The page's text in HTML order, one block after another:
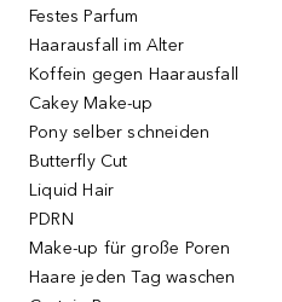
Festes Parfum
Haarausfall im Alter
Koffein gegen Haarausfall
Cakey Make-up
Pony selber schneiden
Butterfly Cut
Liquid Hair
PDRN
Make-up für große Poren
Haare jeden Tag waschen